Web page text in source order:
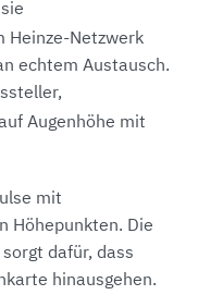
Heinze-Netzwerk
echtem Austausch.
Augenhöhe mit
mit
Höhepunkten. Die
dafür, dass
hinausgehen.